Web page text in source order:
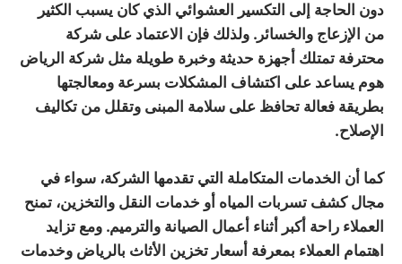
دون الحاجة إلى التكسير العشوائي الذي كان يسبب الكثير
من الإزعاج والخسائر. ولذلك فإن الاعتماد على شركة
محترفة تمتلك أجهزة حديثة وخبرة طويلة مثل شركة الرياض
هوم يساعد على اكتشاف المشكلات بسرعة ومعالجتها
بطريقة فعالة تحافظ على سلامة المبنى وتقلل من تكاليف
الإصلاح.
كما أن الخدمات المتكاملة التي تقدمها الشركة، سواء في
مجال كشف تسربات المياه أو خدمات النقل والتخزين، تمنح
العملاء راحة أكبر أثناء أعمال الصيانة والترميم. ومع تزايد
اهتمام العملاء بمعرفة أسعار تخزين الأثاث بالرياض وخدمات